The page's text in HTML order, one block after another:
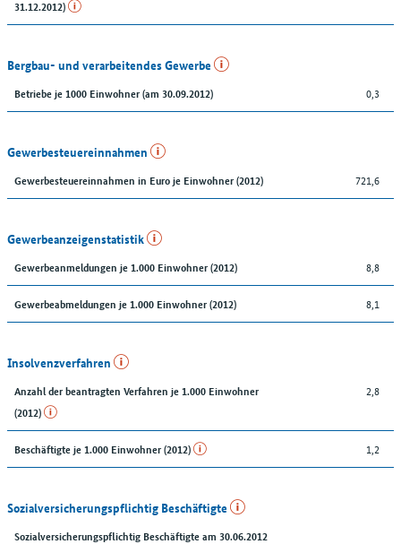
31.12.2012)
Bergbau- und verarbeitendes Gewerbe
Betriebe je 1000 Einwohner (am 30.09.2012) 0,3
Gewerbesteuereinnahmen
Gewerbesteuereinnahmen in Euro je Einwohner (2012) 721,6
Gewerbeanzeigenstatistik
Gewerbeanmeldungen je 1.000 Einwohner (2012) 8,8
Gewerbeabmeldungen je 1.000 Einwohner (2012) 8,1
Insolvenzverfahren
Anzahl der beantragten Verfahren je 1.000 Einwohner
(2012)
2,8
Beschäftigte je 1.000 Einwohner (2012) 1,2
Sozialversicherungspflichtig Beschäftigte
Sozialversicherungspflichtig Beschäftigte am 30.06.2012